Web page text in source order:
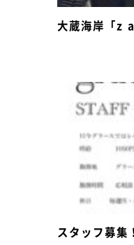
大蔵海岸「z
スタッフ募集